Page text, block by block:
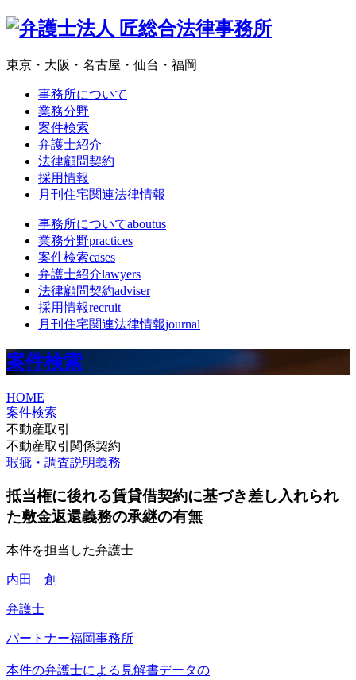
東京・大阪・名古屋・仙台・福岡
事務所について
業務分野
案件検索
弁護士紹介
法律顧問契約
採用情報
月刊住宅関連法律情報
事務所についてaboutus
業務分野practices
案件検索cases
弁護士紹介lawyers
法律顧問契約adviser
採用情報recruit
月刊住宅関連法律情報journal
案件検索
HOME
案件検索
不動産取引
不動産取引関係契約
瑕疵・調査説明義務
抵当権に後れる賃貸借契約に基づき差し入れられ
た敷金返還義務の承継の有無
本件を担当した弁護士
内田 創
弁護士
パートナー福岡事務所
本件の弁護士による見解書データの